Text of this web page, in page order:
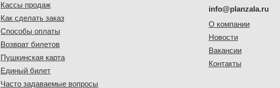
Кассы продаж
Как сделать заказ
Способы оплаты
Возврат билетов
Пушкинская карта
Единый билет
Часто задаваемые вопросы
info@planzala.ru
О компании
Новости
Вакансии
Контакты